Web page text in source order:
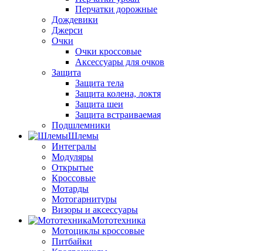
Перчатки дорожные
Дождевики
Джерси
Очки
Очки кроссовые
Аксессуары для очков
Защита
Защита тела
Защита колена, локтя
Защита шеи
Защита встраиваемая
Подшлемники
Шлемы
Интегралы
Модуляры
Открытые
Кроссовые
Мотарды
Мотогарнитуры
Визоры и аксессуары
Мототехника
Мотоциклы кроссовые
Питбайки